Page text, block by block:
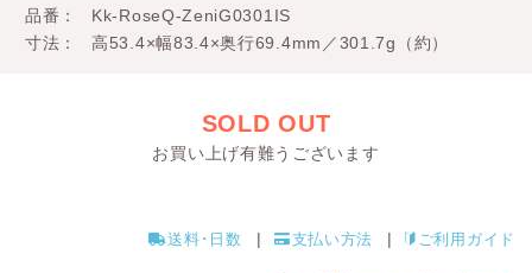
品番
Kk-RoseQ-ZeniG0301IS
寸法
高53.4×幅83.4×奥行69.4mm／301.7g（約）
SOLD OUT
お買い上げ有難うございます
送料･日数 支払い方法 ご利用ガイド